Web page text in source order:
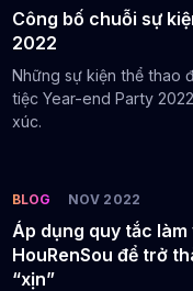
MANAGER
experience and a
to build and
Công bố chuỗi sự
2022
Những sự kiện thể thao
tiệc Year-end Party
xúc.
BLOG NOV 2022
Áp dụng quy tắc làm
HouRenSou để trở
“xịn”